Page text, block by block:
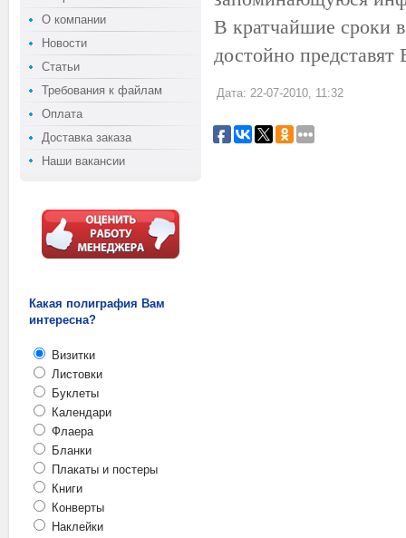
О компании
Новости
Статьи
Требования к файлам
Оплата
Доставка заказа
Наши вакансии
Какая полиграфия Вам
интересна?
Визитки
Листовки
Буклеты
Календари
Флаера
Бланки
Плакаты и постеры
Книги
Конверты
Наклейки
В кратчайшие сроки
достойно
Дата: 22-07-2010, 11:32